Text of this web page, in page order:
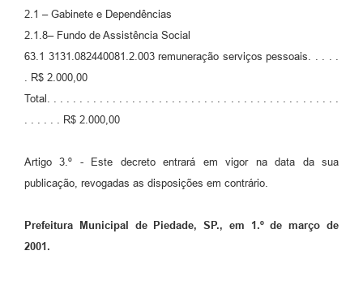
2.1 – Gabinete e Dependências
2.1.8– Fundo de Assistência Social
63.1 3131.082440081.2.003 remuneração serviços pessoais. . . . .
. R$ 2.000,00
Total. . . . . . . . . . . . . . . . . . . . . . . . . . . . . . . . . . . . . . . . . . . . .
. . . . . . R$ 2.000,00
Artigo 3.º - Este decreto entrará em vigor na data da sua
publicação, revogadas as disposições em contrário.
Prefeitura Municipal de Piedade, SP., em 1.º de março de
2001.